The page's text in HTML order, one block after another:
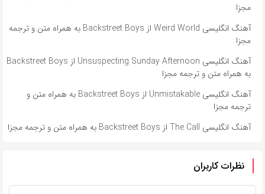
مجزا
آهنگ انگلیسی Weird World از Backstreet Boys به همراه متن و ترجمه
مجزا
آهنگ انگلیسی Unsuspecting Sunday Afternoon از Backstreet Boys
به همراه متن و ترجمه مجزا
آهنگ انگلیسی Unmistakable از Backstreet Boys به همراه متن و
ترجمه مجزا
آهنگ انگلیسی The Call از Backstreet Boys به همراه متن و ترجمه مجزا
نظرات کاربران